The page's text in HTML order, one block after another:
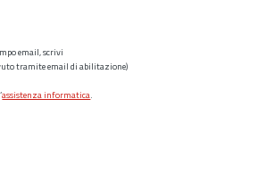
email, scrivi
tramite email di abilitazione)
assistenza informatica.